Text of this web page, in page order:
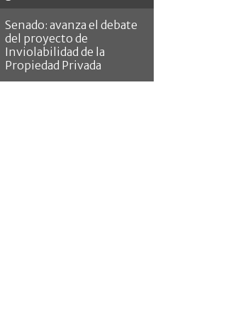
Senado: avanza el debate
del proyecto de
Inviolabilidad de la
Propiedad Privada